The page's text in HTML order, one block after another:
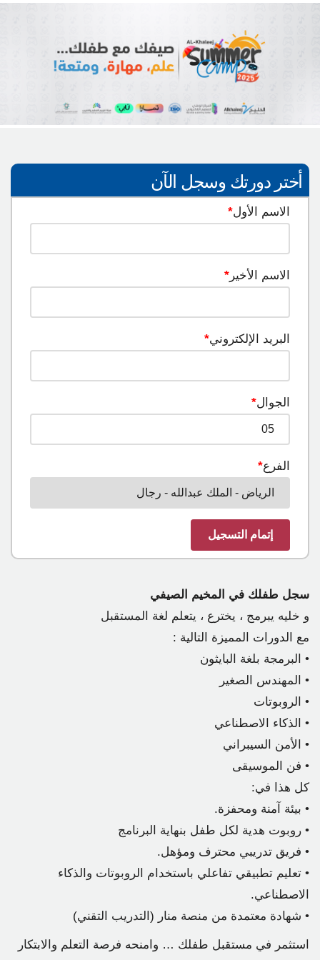
أختر دورتك وسجل الآن
الاسم الأول*
الاسم الأخير *
البريد الإلكتروني*
الجوال*
الفرع*
سجل طفلك في المخيم الصيفي
و خليه يبرمج ، يخترع ، يتعلم لغة المستقبل
مع الدورات المميزة التالية :
• البرمجة بلغة البايثون
• المهندس الصغير
• الروبوتات
• الذكاء الاصطناعي
• الأمن السيبراني
• فن الموسيقى
كل هذا في:
• بيئة آمنة ومحفزة.
• روبوت هدية لكل طفل بنهاية البرنامج
• فريق تدريبي محترف ومؤهل.
• تعليم تطبيقي تفاعلي باستخدام الروبوتات والذكاء
الاصطناعي.
• شهادة معتمدة من منصة منار (التدريب التقني)
استثمر في مستقبل طفلك … وامنحه فرصة التعلم والابتكار